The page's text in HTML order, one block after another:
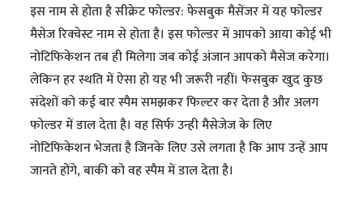
इस नाम से होता है सीक्रेट फोल्डर: फेसबुक मैसेंजर में यह फोल्डर
मैसेज रिक्वेस्ट नाम से होता है। इस फोल्डर में आपको आया कोई भी
नोटिफिकेशन तब ही मिलेगा जब कोई अंजान आपको मैसेज करेगा।
लेकिन हर स्थति में ऐसा हो यह भी जरूरी नहीं। फेसबुक खुद कुछ
संदेशों को कई बार स्पैम समझकर फिल्टर कर देता है और अलग
फोल्डर में डाल देता है। वह सिर्फ उन्ही मैसेजेज के लिए
नोटिफिकेशन भेजता है जिनके लिए उसे लगता है कि आप उन्हें आप
जानते होंगे, बाकी को वह स्पैम में डाल देता है।